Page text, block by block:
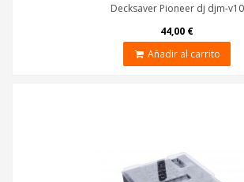
Decksaver Pioneer dj djm-v10
44,00 €
Añadir al carrito